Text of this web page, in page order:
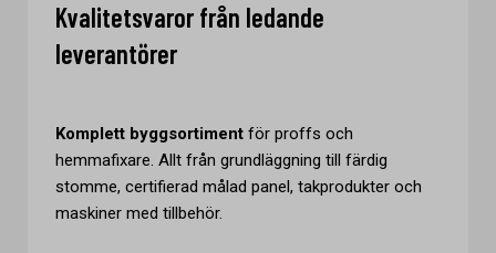
Kvalitetsvaror från ledande
leverantörer
Komplett byggsortiment för proffs och
hemmafixare. Allt från grundläggning till färdig
stomme, certifierad målad panel, takprodukter och
maskiner med tillbehör.